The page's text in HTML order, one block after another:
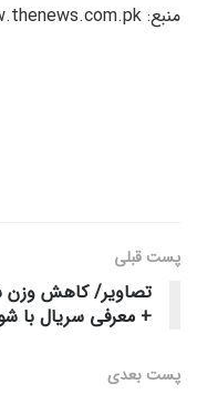
منبع: www.thenews.com.pk
پست قبلی
تصاویر/ کاهش وزن
+ معرفی سریال با
پست‌ بعدی